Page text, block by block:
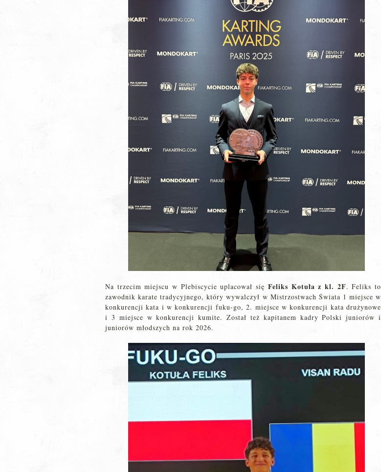
Na trzecim miejscu w Plebiscycie uplacował się Feliks Kotuła z kl. 2F. Feliks to
zawodnik karate tradycyjnego, który wywalczył w Mistrzostwach Świata 1 miejsce w
konkurencji kata i w konkurencji fuku-go, 2. miejsce w konkurencji kata drużynowe
i 3 miejsce w konkurencji kumite. Został też kapitanem kadry Polski juniorów i
juniorów młodszych na rok 2026.